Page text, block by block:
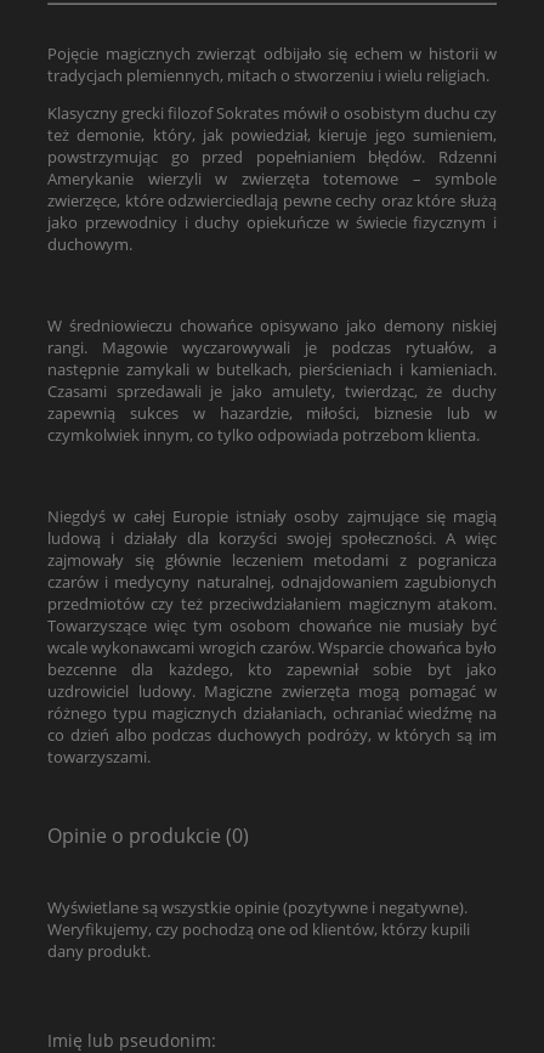
Pojęcie magicznych zwierząt odbijało się echem w historii w
tradycjach plemiennych, mitach o stworzeniu i wielu religiach.
Klasyczny grecki filozof Sokrates mówił o osobistym duchu czy
też demonie, który, jak powiedział, kieruje jego sumieniem,
powstrzymując go przed popełnianiem błędów. Rdzenni
Amerykanie wierzyli w zwierzęta totemowe – symbole
zwierzęce, które odzwierciedlają pewne cechy oraz które służą
jako przewodnicy i duchy opiekuńcze w świecie fizycznym i
duchowym.
W średniowieczu chowańce opisywano jako demony niskiej
rangi. Magowie wyczarowywali je podczas rytuałów, a
następnie zamykali w butelkach, pierścieniach i kamieniach.
Czasami sprzedawali je jako amulety, twierdząc, że duchy
zapewnią sukces w hazardzie, miłości, biznesie lub w
czymkolwiek innym, co tylko odpowiada potrzebom klienta.
Niegdyś w całej Europie istniały osoby zajmujące się magią
ludową i działały dla korzyści swojej społeczności. A więc
zajmowały się głównie leczeniem metodami z pogranicza
czarów i medycyny naturalnej, odnajdowaniem zagubionych
przedmiotów czy też przeciwdziałaniem magicznym atakom.
Towarzyszące więc tym osobom chowańce nie musiały być
wcale wykonawcami wrogich czarów. Wsparcie chowańca było
bezcenne dla każdego, kto zapewniał sobie byt jako
uzdrowiciel ludowy. Magiczne zwierzęta mogą pomagać w
różnego typu magicznych działaniach, ochraniać wiedźmę na
co dzień albo podczas duchowych podróży, w których są im
towarzyszami.
Opinie o produkcie (0)
Wyświetlane są wszystkie opinie (pozytywne i negatywne).
Weryfikujemy, czy pochodzą one od klientów, którzy kupili
dany produkt.
Imię lub pseudonim: